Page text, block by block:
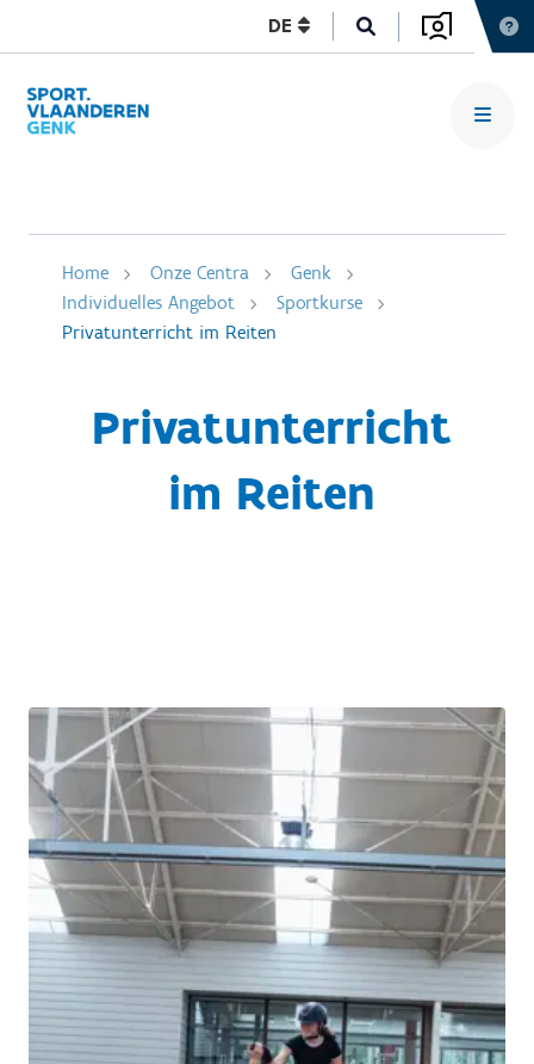
DE
Home Onze Centra
Genk
Individuelles Angebot
Sportkurse
Privatunterricht im Reiten
Privatunterricht
im Reiten